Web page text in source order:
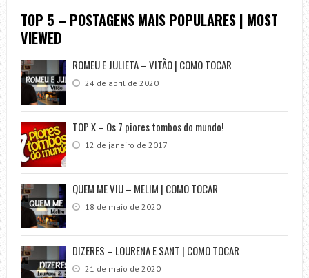
TOP 5 – POSTAGENS MAIS POPULARES | MOST
VIEWED
ROMEU E JULIETA – VITÃO | COMO TOCAR
24 de abril de 2020
TOP X – Os 7 piores tombos do mundo!
12 de janeiro de 2017
QUEM ME VIU – MELIM | COMO TOCAR
18 de maio de 2020
DIZERES – LOURENA E SANT | COMO TOCAR
21 de maio de 2020